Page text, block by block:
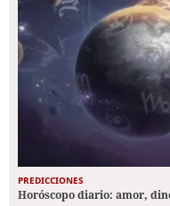
PREDICCIONES
Horóscopo diario: amor,